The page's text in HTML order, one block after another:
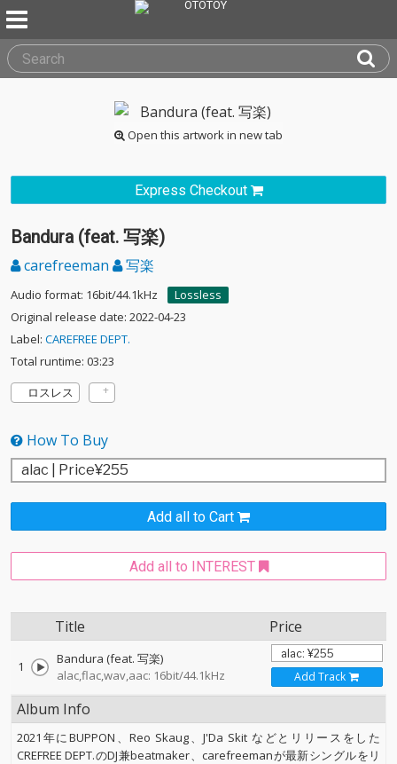
Open this artwork in new tab
Express Checkout
Bandura (feat. 写楽)
carefreeman 写楽
Audio format: 16bit/44.1kHz
Lossless
Original release date: 2022-04-23
Label: CAREFREE DEPT.
Total runtime: 03:23
ロスレス
How To Buy
Add all to Cart
Add all to INTEREST
Title Price
1
Bandura (feat. 写楽)
alac,flac,wav,aac: 16bit/44.1kHz
Add Track
Album Info
2021年にBUPPON、Reo Skaug、J'Da Skit などとリリースをした
CREFREE DEPT.のDJ兼beatmaker、carefreemanが最新シングルをリ